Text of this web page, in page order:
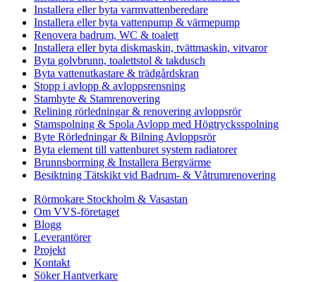
Installera eller byta varmvattenberedare
Installera eller byta vattenpump & värmepump
Renovera badrum, WC & toalett
Installera eller byta diskmaskin, tvättmaskin, vitvaror
Byta golvbrunn, toalettstol & takdusch
Byta vattenutkastare & trädgårdskran
Stopp i avlopp & avloppsrensning
Stambyte & Stamrenovering
Relining rörledningar & renovering avloppsrör
Stamspolning & Spola Avlopp med Högtrycksspolning
Byte Rörledningar & Bilning Avloppsrör
Byta element till vattenburet system radiatorer
Brunnsborrning & Installera Bergvärme
Besiktning Tätskikt vid Badrum- & Våtrumrenovering
Rörmokare Stockholm & Vasastan
Om VVS-företaget
Blogg
Leverantörer
Projekt
Kontakt
Söker Hantverkare